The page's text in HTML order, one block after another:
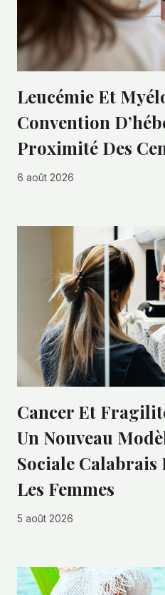
Leucémie Et
Convention
Proximité Des
6 août 2026
Cancer Et
Un Nouveau
Sociale
Les Femmes
5 août 2026